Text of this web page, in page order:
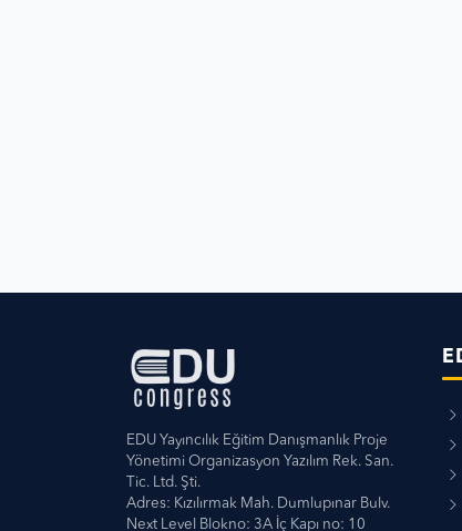
EDU Yayıncılık Eğitim Danışmanlık Proje
Yönetimi Organizasyon Yazılım Rek. San.
Tic. Ltd. Şti.
Adres: Kızılırmak Mah. Dumlupınar Bulv.
Next Level Blokno: 3A İç Kapı no: 10